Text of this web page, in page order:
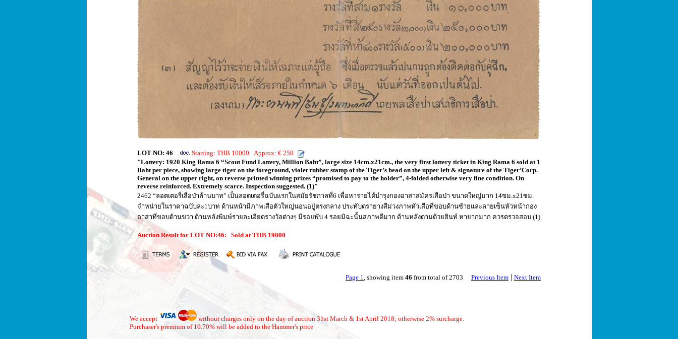
LOT NO: 46
Starting: THB 10000 Approx: € 250
"Lottery: 1920 King Rama 6 “Scout Fund Lottery, Million Baht”, large size 14cm.x21cm., the very first lottery ticket in King Rama 6 sold at 1
Baht per piece, showing large tiger on the foreground, violet rubber stamp of the Tiger’s head on the upper left & signature of the Tiger’Corp.
General on the upper right, on reverse printed winning prizes “promised to pay to the holder”, 4-folded otherwise very fine condition. On
reverse reinforced. Extremely scarce. Inspection suggested. (1)"
2462 “ลอตเตอรี่เสือป่าล้านบาท” เป็นลอตเตอรี่ฉบับแรกในสมัยรัชกาลที่6 เพื่อหารายได้บำรุงกองอาสาสมัครเสือป่า ขนาดใหญ่มาก 14ซม.x21ซม.
จำหน่ายในราคาฉบับละ1บาท ด้านหน้ามีภาพเสือตัวใหญ่นอนอยู่ตรงกลาง ประทับตรายางสีม่วงภาพหัวเสือที่ขอบด้านซ้ายและลายเซ็นหัวหน้ากอง
อาสาที่ขอบด้านขวา ด้านหลังพิมพ์รายละเอียดรางวัลต่างๆ มีรอยพับ 4 รอยมิฉะนั้นสภาพดีมาก ด้านหลังดามด้วยฮินท์ หายากมาก ควรตรวจสอบ (1)
Auction Result for LOT NO:46: Sold at THB 19000
Page 1, showing item 46 from total of 2703 Previous Item | Next Item
We accept
without charges only on the day of auction 31st March & 1st April 2018; otherwise 2% surcharge.
Purchaser's premium of 10.70% will be added to the Hammer's price